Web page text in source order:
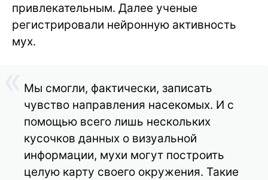
привлекательным. Далее ученые
регистрировали нейронную активность
мух.
Мы смогли, фактически, записать
чувство направления насекомых. И с
помощью всего лишь нескольких
кусочков данных о визуальной
информации, мухи могут построить
целую карту своего окружения. Такие